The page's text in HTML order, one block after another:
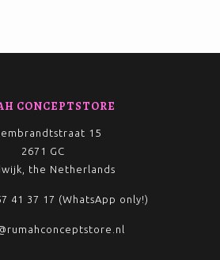
CONCEPTSTORE
15
2671 GC
the Netherlands
41 37 17 (WhatsApp only!)